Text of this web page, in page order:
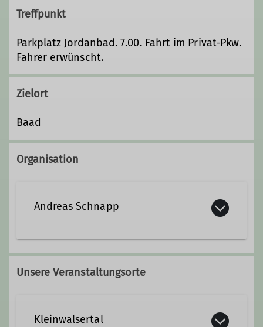
Treffpunkt
Parkplatz Jordanbad. 7.00. Fahrt im Privat-Pkw.
Fahrer erwünscht.
Zielort
Baad
Organisation
Andreas Schnapp
andreas.schnapp@dav-
biberach.de
Qualifikationen
Unsere Veranstaltungsorte
Kleinwalsertal